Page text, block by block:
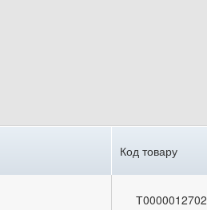
Код товару
Т0000012702